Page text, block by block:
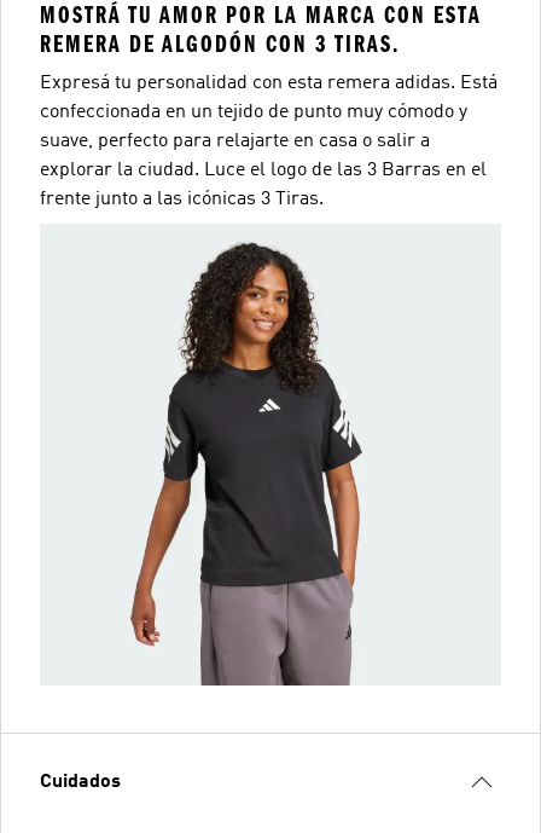
MOSTRÁ TU AMOR POR LA MARCA CON ESTA
REMERA DE ALGODÓN CON 3 TIRAS.
Expresá tu personalidad con esta remera adidas. Está
confeccionada en un tejido de punto muy cómodo y
suave, perfecto para relajarte en casa o salir a
explorar la ciudad. Luce el logo de las 3 Barras en el
frente junto a las icónicas 3 Tiras.
Cuidados